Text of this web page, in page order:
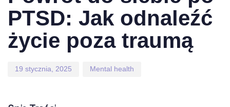
PTSD: Jak odnaleźć
życie poza traumą
19 stycznia, 2025 Mental health